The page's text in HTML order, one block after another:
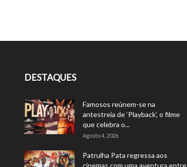
DESTAQUES
Famosos reúnem-se na
antestreia de ‘Playback’, o filme
que celebra o...
Agosto 4, 2026
Patrulha Pata regressa aos
cinemas com uma aventura entre